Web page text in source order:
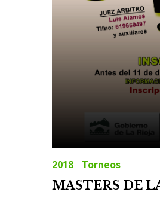
2018 Torneos
MASTERS DE